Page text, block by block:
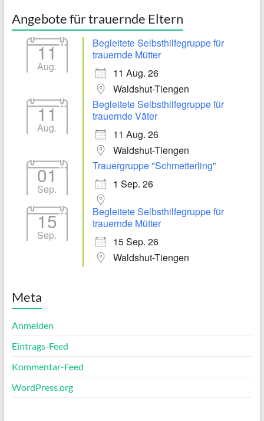
Angebote für trauernde Eltern
11
Aug.
Begleitete Selbsthilfegruppe für
trauernde Mütter
11 Aug. 26
Waldshut-Tiengen
11
Aug.
Begleitete Selbsthilfegruppe für
trauernde Väter
11 Aug. 26
Waldshut-Tiengen
01
Sep.
Trauergruppe "Schmetterling"
1 Sep. 26
15
Sep.
Begleitete Selbsthilfegruppe für
trauernde Mütter
15 Sep. 26
Waldshut-Tiengen
Meta
Anmelden
Eintrags-Feed
Kommentar-Feed
WordPress.org